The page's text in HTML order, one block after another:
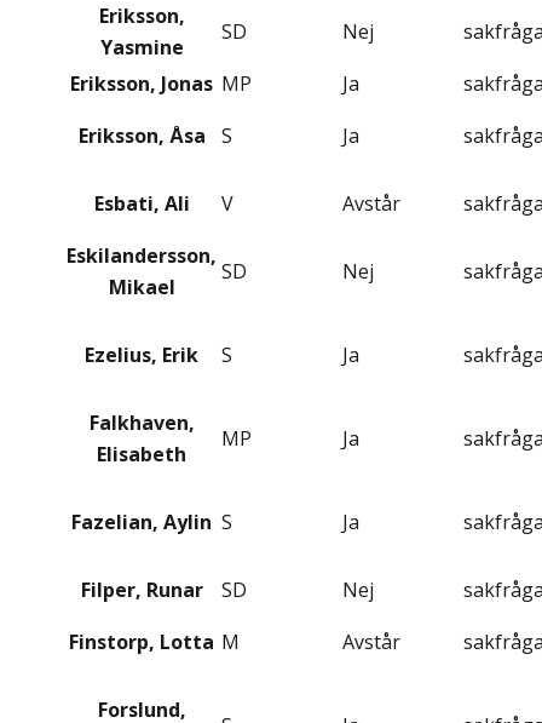
Eriksson,
Yasmine
SD Nej
Eriksson, Jonas MP Ja
Eriksson, Åsa
S Ja
Esbati, Ali V Avstår
Eskilandersson,
Mikael
SD Nej
Ezelius, Erik S Ja
Falkhaven,
Elisabeth
MP Ja
Fazelian, Aylin S Ja
Filper, Runar SD Nej
Finstorp, Lotta M Avstår
Forslund,